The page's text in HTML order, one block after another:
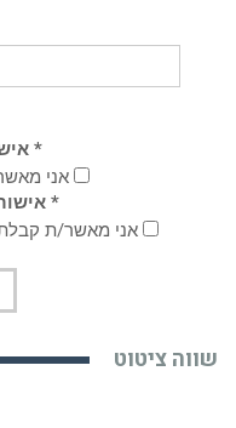
*
אני מאשר/
*
אני מאשר/ת קבלת
שווה ציטוט